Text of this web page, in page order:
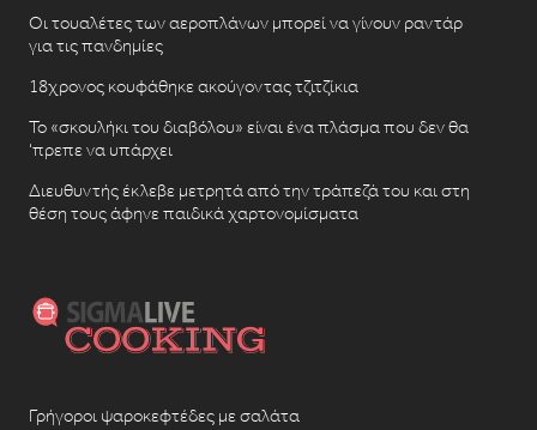
Οι τουαλέτες των αεροπλάνων μπορεί να γίνουν ραντάρ
για τις πανδημίες
18χρονος κουφάθηκε ακούγοντας τζιτζίκια
Το «σκουλήκι του διαβόλου» είναι ένα πλάσμα που δεν θα
‘πρεπε να υπάρχει
Διευθυντής έκλεβε μετρητά από την τράπεζά του και στη
θέση τους άφηνε παιδικά χαρτονομίσματα
Γρήγοροι ψαροκεφτέδες με σαλάτα